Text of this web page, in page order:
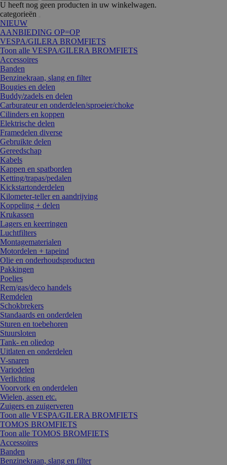
U heeft nog geen producten in uw winkelwagen.
categorieën
NIEUW
AANBIEDING OP=OP
VESPA/GILERA BROMFIETS
Toon alle VESPA/GILERA BROMFIETS
Accessoires
Banden
Benzinekraan, slang en filter
Bougies en delen
Buddy/zadels en delen
Carburateur en onderdelen/sproeier/choke
Cilinders en koppen
Elektrische delen
Framedelen diverse
Gebruikte delen
Gereedschap
Kabels
Kappen en spatborden
Ketting/trapas/pedalen
Kickstartonderdelen
Kilometer-teller en aandrijving
Koppeling + delen
Krukassen
Lagers en keerringen
Luchtfilters
Montagematerialen
Motordelen + tapeind
Olie en onderhoudsproducten
Pakkingen
Poelies
Rem/gas/deco handels
Remdelen
Schokbrekers
Standaards en onderdelen
Sturen en toebehoren
Stuursloten
Tank- en oliedop
Uitlaten en onderdelen
V-snaren
Variodelen
Verlichting
Voorvork en onderdelen
Wielen, assen etc.
Zuigers en zuigerveren
Toon alle VESPA/GILERA BROMFIETS
TOMOS BROMFIETS
Toon alle TOMOS BROMFIETS
Accessoires
Banden
Benzinekraan, slang en filter